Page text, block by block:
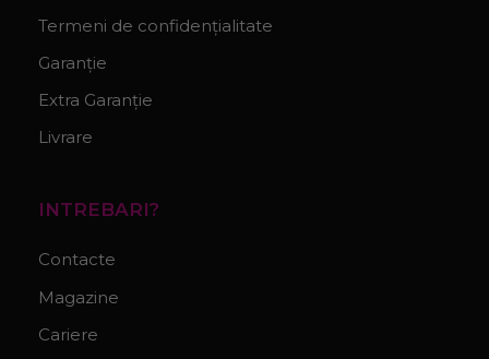
Termeni de confidențialitate
Garanție
Extra Garanție
Livrare
INTREBARI?
Contacte
Magazine
Cariere